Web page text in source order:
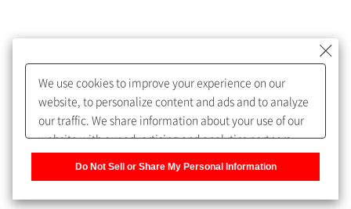
めします。
My SHIMADZU for Analyticalへ登録いただくと、技術情報や
取扱説明書・Webinarなどの閲覧ができます。
うになります。
We use cookies to improve your experience on our
website, to personalize content and ads and to analyze
our traffic. We share information about your use of our
website with our advertising and analytics partners,
Do Not Sell or Share My Personal Information